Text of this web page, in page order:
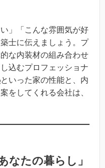
」「こんな雰囲気が好
士に伝えましょう。プ
な内装材の組み合わせ
込むプロフェッショナ
といった家の性能と、内
をしてくれる会社は、
なたの暮らし」